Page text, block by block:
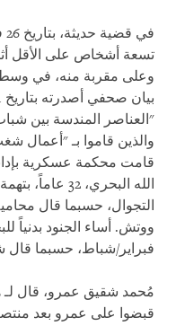
تسعة أشخاص على الأقل
وعلى مقربة منه، في وسط
"العناصر المندسة بين
والذين قاموا بـ "أعمال
قامت محكمة عسكرية
الله البحري،
التجوال، حسبما قال
فبراير/شباط، حسبما
مُحمد شقيق عمرو، قال لـ